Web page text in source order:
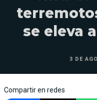
se eleva
3 DE
Compartir en redes